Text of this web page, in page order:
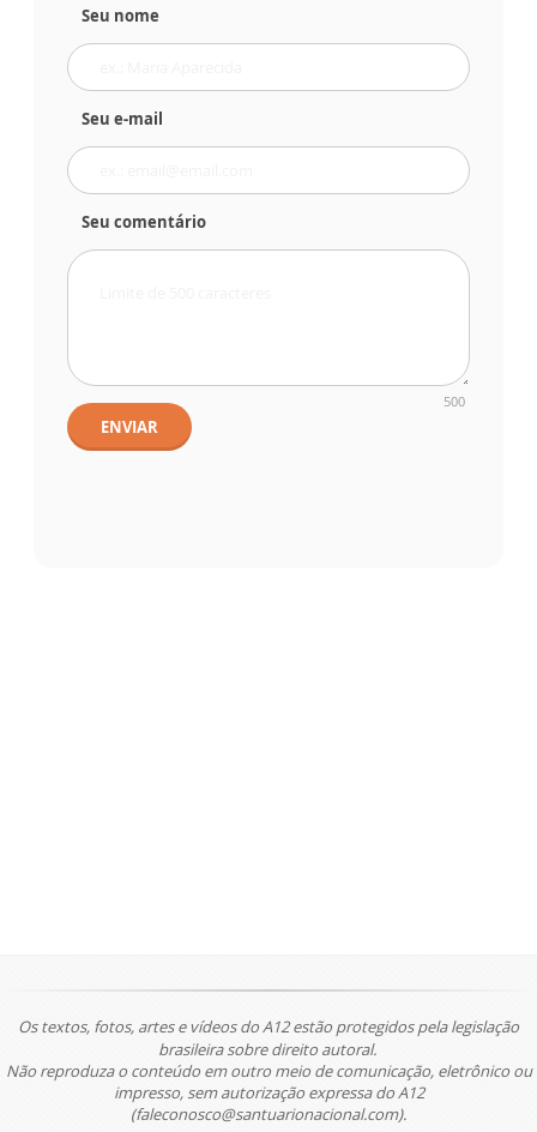
Seu nome
Seu e-mail
Seu comentário
500
ENVIAR
Os textos, fotos, artes e vídeos do A12 estão protegidos pela legislação
brasileira sobre direito autoral.
Não reproduza o conteúdo em outro meio de comunicação, eletrônico ou
impresso, sem autorização expressa do A12
(faleconosco@santuarionacional.com).